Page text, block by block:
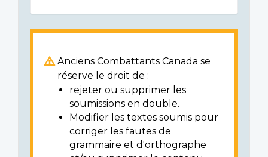
Anciens Combattants Canada se
réserve le droit de :
rejeter ou supprimer les
soumissions en double.
Modifier les textes soumis pour
corriger les fautes de
grammaire et d'orthographe